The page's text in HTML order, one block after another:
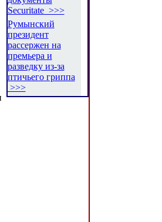
Securitate >>>
Румынский
президент
рассержен на
премьера и
разведку из-за
птичьего гриппа
>>>